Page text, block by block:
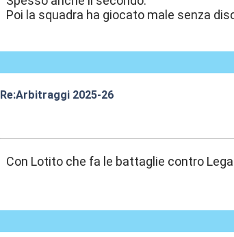
Poi la squadra ha giocato male senza
Re:Arbitraggi 2025-26
Con Lotito che fa le battaglie contro